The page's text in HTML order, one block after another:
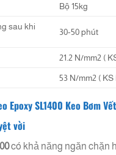
Bộ 15kg
sau khi
30-50 phút
21.2 N/mm2 (
53 N/mm2 ( KS
Epoxy SL1400 Keo Bơm
vời
có khả năng ngăn chặn